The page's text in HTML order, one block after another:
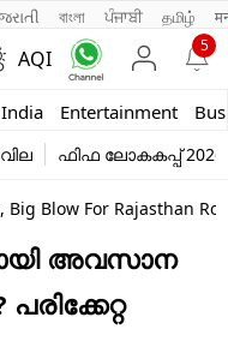
বাংলা ਪੰਜਾਬੀ தமிழ்
AQI
5
India Entertainment
ഫിഫ ലോകകപ്പ് 2026
Big Blow For Rajasthan
അവസാന